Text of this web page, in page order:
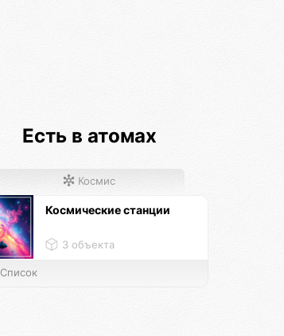
Есть в атомах
Космис
Космические станции
3 объекта
Список